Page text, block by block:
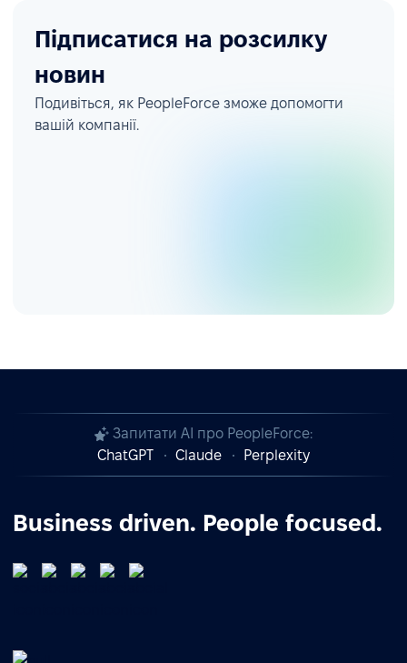
Підписатися на розсилку
новин
Подивіться, як PeopleForce зможе допомогти
вашій компанії.
Запитати AI про PeopleForce:
ChatGPT
Claude Perplexity
Business driven. People focused.